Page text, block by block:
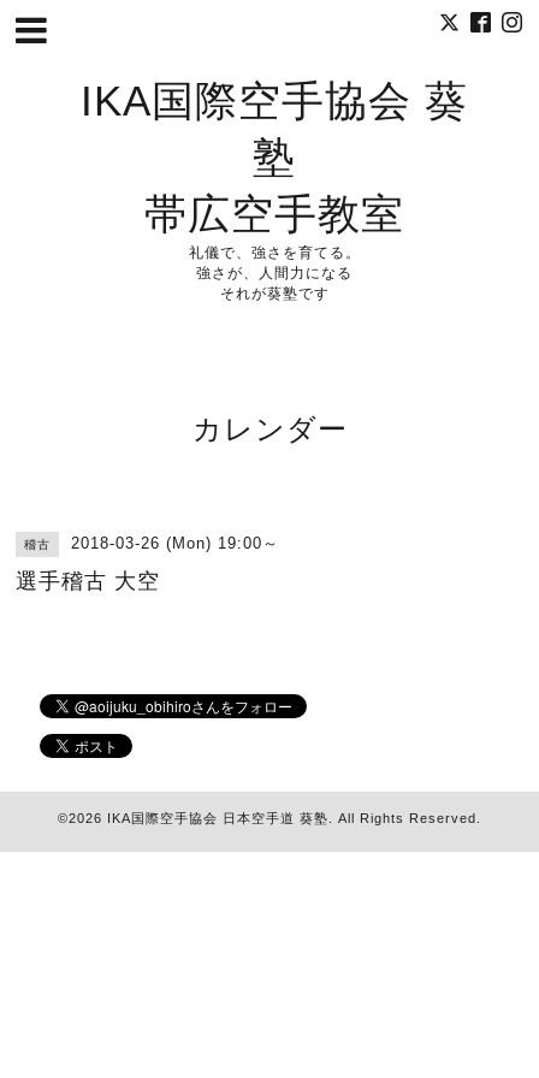
IKA国際空手協会 葵
塾
帯広空手教室
礼儀で、強さを育てる。
強さが、人間力になる
それが葵塾です
カレンダー
稽古 2018-03-26 (Mon) 19:00～
選手稽古 大空
©2026 IKA国際空手協会 日本空手道 葵塾 . All Rights Reserved.